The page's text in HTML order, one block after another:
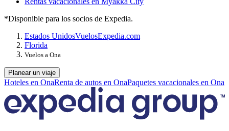
*Disponible para los socios de Expedia.
Estados UnidosVuelosExpedia.com
Florida
Vuelos a Ona
Planear un viaje
Hoteles en OnaRenta de autos en OnaPaquetes vacacionales en Ona